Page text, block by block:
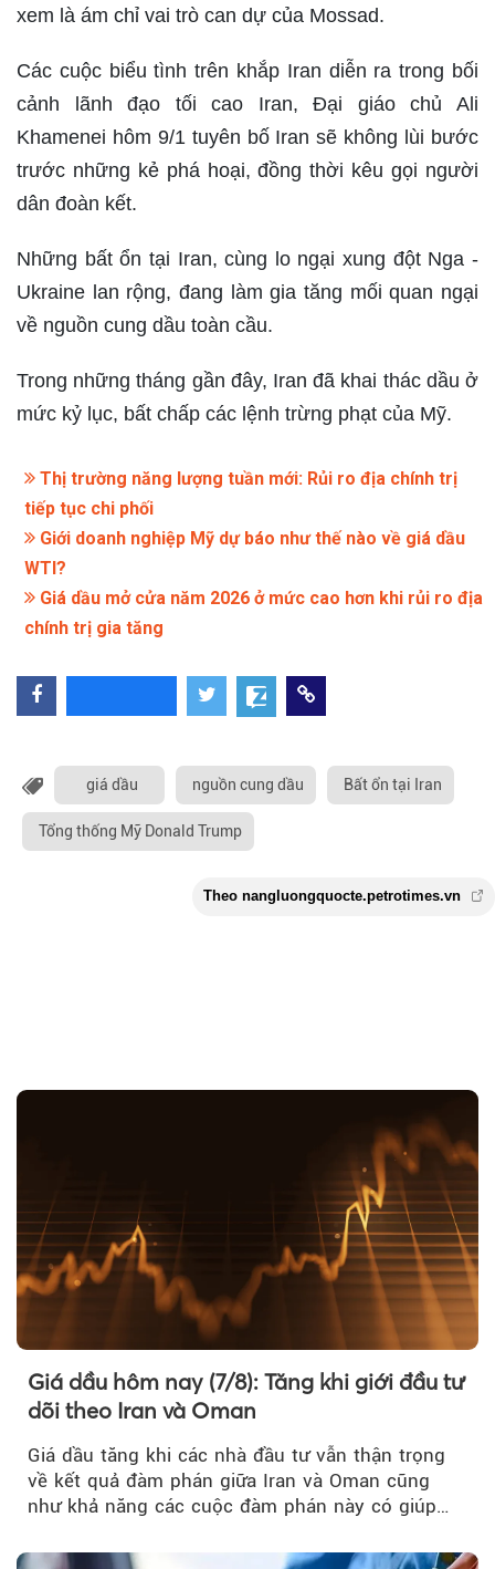
xem là ám chỉ vai trò can dự của Mossad.
Các cuộc biểu tình trên khắp Iran diễn ra trong bối
cảnh lãnh đạo tối cao Iran, Đại giáo chủ Ali
Khamenei hôm 9/1 tuyên bố Iran sẽ không lùi bước
trước những kẻ phá hoại, đồng thời kêu gọi người
dân đoàn kết.
Những bất ổn tại Iran, cùng lo ngại xung đột Nga -
Ukraine lan rộng, đang làm gia tăng mối quan ngại
về nguồn cung dầu toàn cầu.
Trong những tháng gần đây, Iran đã khai thác dầu ở
mức kỷ lục, bất chấp các lệnh trừng phạt của Mỹ.
Thị trường năng lượng tuần mới: Rủi ro địa chính trị
tiếp tục chi phối
Giới doanh nghiệp Mỹ dự báo như thế nào về giá dầu
WTI?
Giá dầu mở cửa năm 2026 ở mức cao hơn khi rủi ro địa
chính trị gia tăng
giá dầu nguồn cung dầu Bất ổn tại Iran
Tổng thống Mỹ Donald Trump
Theo
Giá dầu hôm nay (7/8): Tăng khi giới đầu tư
dõi theo Iran và Oman
Giá dầu tăng khi các nhà đầu tư vẫn thận trọng
về kết quả đàm phán giữa Iran và Oman cũng
như khả năng các cuộc đàm phán này có giúp
Hormuz hay không.